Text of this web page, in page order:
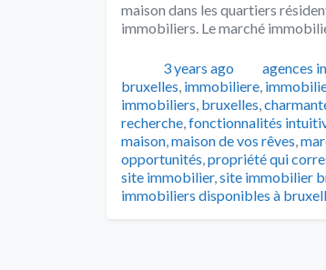
maison dans les quartiers
immobiliers. Le marché
Publié3 years ago agences
bruxelles, immobiliere,
immobiliers, bruxelles,
recherche,fonctionnalités
maison,maison de vos rêves,
opportunités,propriété qui
site immobilier,site immobilier
immobiliers disponibles à